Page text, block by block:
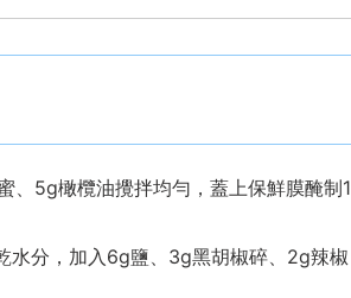
5g橄欖油攪拌均勻，蓋上保鮮膜醃制1
水分，加入6g鹽、3g黑胡椒碎、2g辣椒